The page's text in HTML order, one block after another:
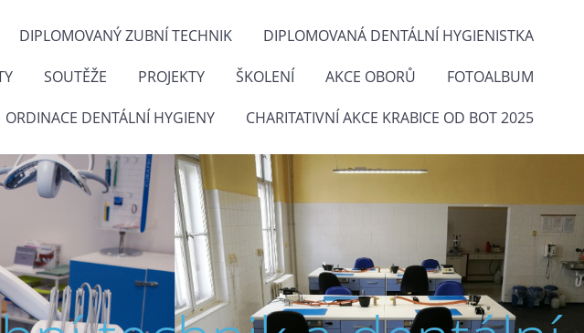
DIPLOMOVANÝ ZUBNÍ TECHNIK DIPLOMOVANÁ DENTÁLNÍ HYGIENISTKA
SOUTĚŽE PROJEKTY ŠKOLENÍ AKCE OBORŮ FOTOALBUM
ORDINACE DENTÁLNÍ HYGIENY CHARITATIVNÍ AKCE KRABICE OD BOT 2025